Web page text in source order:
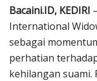
Bacaini.ID, KEDIRI
International
sebagai
perhatian
kehilangan suami.